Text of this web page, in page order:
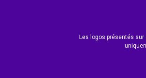
Les logos présentés